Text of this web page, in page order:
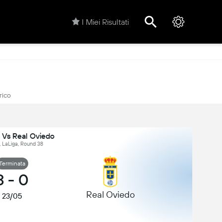
I Miei Risultati
Real Oviedo
LaLiga, Round 38
- 0
23/05 Real Oviedo